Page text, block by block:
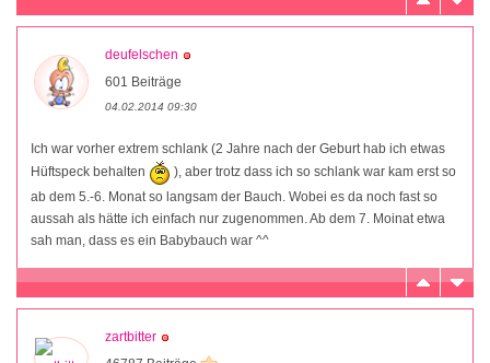
deufelschen
601 Beiträge
04.02.2014 09:30
Ich war vorher extrem schlank (2 Jahre nach der Geburt hab ich etwas
Hüftspeck behalten
), aber trotz dass ich so schlank war kam erst so
ab dem 5.-6. Monat so langsam der Bauch. Wobei es da noch fast so
aussah als hätte ich einfach nur zugenommen. Ab dem 7. Moinat etwa
sah man, dass es ein Babybauch war ^^
zartbitter